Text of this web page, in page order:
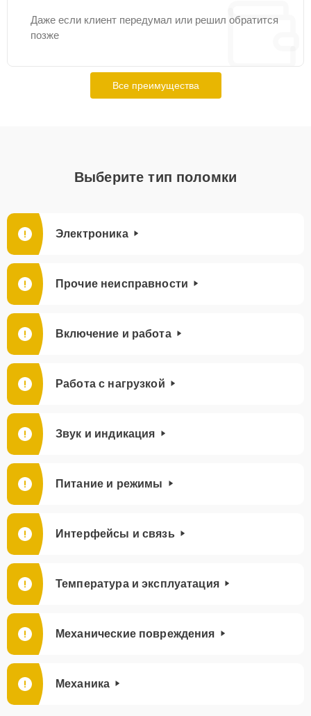
Даже если клиент передумал или решил обратится
позже
Все преимущества
Выберите тип поломки
Электроника
Прочие неисправности
Включение и работа
Работа с нагрузкой
Звук и индикация
Питание и режимы
Интерфейсы и связь
Температура и эксплуатация
Механические повреждения
Механика